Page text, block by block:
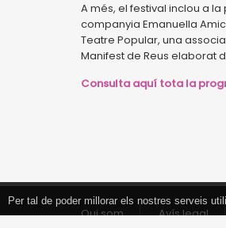
A més, el festival inclou a
companyia Emanuella
Teatre Popular, una
Manifest de Reus elaborat
Consulta aquí tota la
Qui som Avís legal
Per tal de poder millorar els nostres serveis